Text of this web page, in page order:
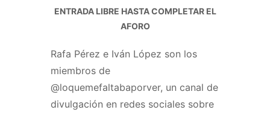
ENTRADA LIBRE HASTA COMPLETAR EL
AFORO
Rafa Pérez e Iván López son los
miembros de
@loquemefaltabaporver, un canal de
divulgación en redes sociales sobre